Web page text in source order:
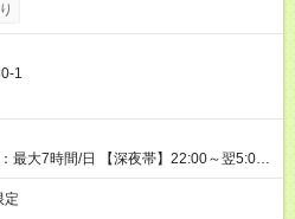
（※条件変更なし）ですが、切り上げで
1
最大7時間/日 【深夜帯】22:00～翌5:00
※22:00から翌5:00までは18歳以上の方
満の深夜業務禁止のため） ★深夜で
定